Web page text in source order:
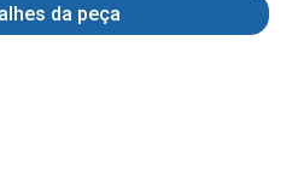
da peça